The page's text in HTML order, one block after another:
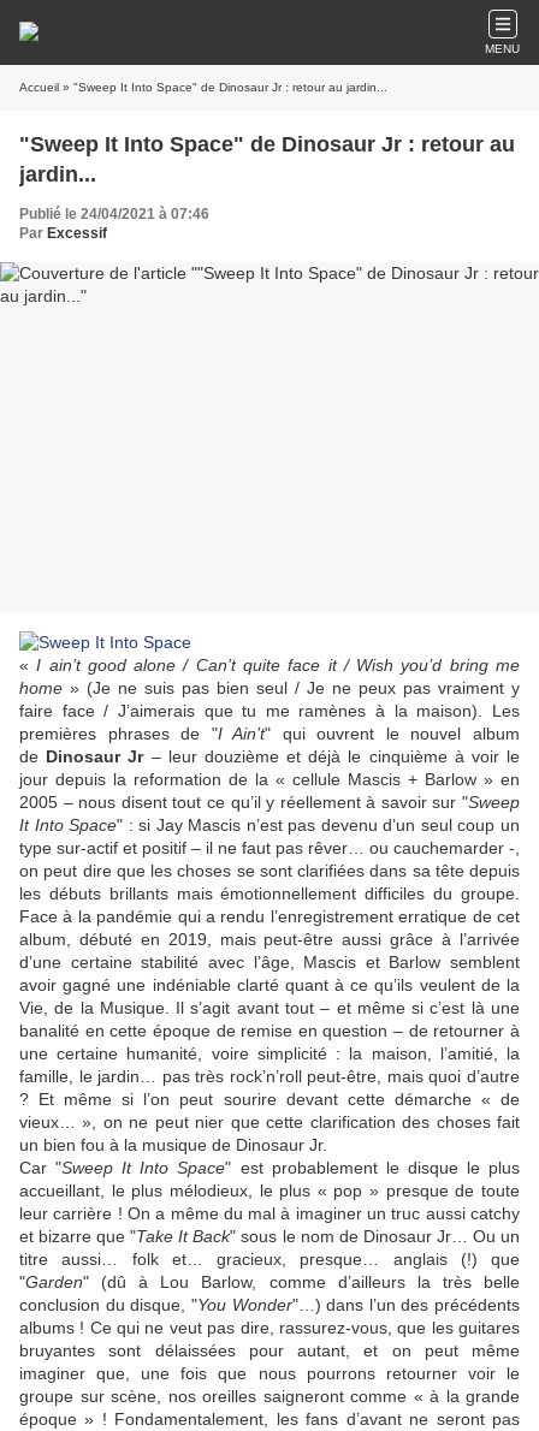
MENU
Accueil » "Sweep It Into Space" de Dinosaur Jr : retour au jardin...
"Sweep It Into Space" de Dinosaur Jr : retour au
jardin...
Publié le 24/04/2021 à 07:46
Par Excessif
«I ain’t good alone / Can’t quite face it / Wish you’d bring me
home » (Je ne suis pas bien seul / Je ne peux pas vraiment y
faire face / J’aimerais que tu me ramènes à la maison). Les
premières phrases de "I Ain’t" qui ouvrent le nouvel album
de Dinosaur Jr– leur douzième et déjà le cinquième à voir le
jour depuis la reformation de la « cellule Mascis + Barlow » en
2005 – nous disent tout ce qu’il y réellement à savoir sur "Sweep
It Into Space" : si Jay Mascis n’est pas devenu d’un seul coup un
type sur-actif et positif – il ne faut pas rêver… ou cauchemarder -,
on peut dire que les choses se sont clarifiées dans sa tête depuis
les débuts brillants mais émotionnellement difficiles du groupe.
Face à la pandémie qui a rendu l’enregistrement erratique de cet
album, débuté en 2019, mais peut-être aussi grâce à l’arrivée
d’une certaine stabilité avec l’âge, Mascis et Barlow semblent
avoir gagné une indéniable clarté quant à ce qu’ils veulent de la
Vie, de la Musique. Il s’agit avant tout – et même si c’est là une
banalité en cette époque de remise en question – de retourner à
une certaine humanité, voire simplicité : la maison, l’amitié, la
famille, le jardin… pas très rock’n’roll peut-être, mais quoi d’autre
? Et même si l’on peut sourire devant cette démarche « de
vieux… », on ne peut nier que cette clarification des choses fait
un bien fou à la musique de Dinosaur Jr.
Car "Sweep It Into Space" est probablement le disque le plus
accueillant, le plus mélodieux, le plus « pop » presque de toute
leur carrière ! On a même du mal à imaginer un truc aussi catchy
et bizarre que "Take It Back" sous le nom de Dinosaur Jr… Ou un
titre aussi… folk et… gracieux, presque… anglais (!) que
"Garden" (dû à Lou Barlow, comme d’ailleurs la très belle
conclusion du disque, "You Wonder"…) dans l’un des précédents
albums ! Ce qui ne veut pas dire, rassurez-vous, que les guitares
bruyantes sont délaissées pour autant, et on peut même
imaginer que, une fois que nous pourrons retourner voir le
groupe sur scène, nos oreilles saigneront comme « à la grande
époque » ! Fondamentalement, les fans d’avant ne seront pas